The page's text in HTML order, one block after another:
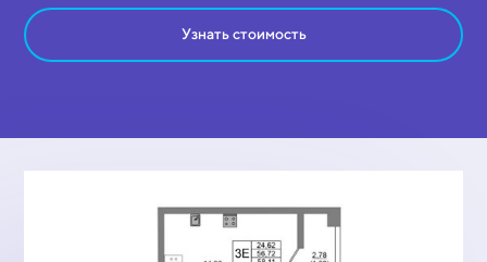
Узнать стоимость